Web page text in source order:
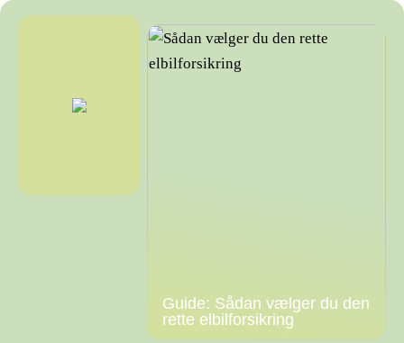
Guide: Sådan vælger du den
rette elbilforsikring